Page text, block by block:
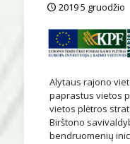
2019 5 gruodžio
Alytaus rajono
paprastus vietos
vietos plėtros
Birštono
bendruomenių